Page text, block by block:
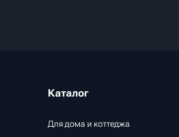
Каталог
Для дома и коттеджа